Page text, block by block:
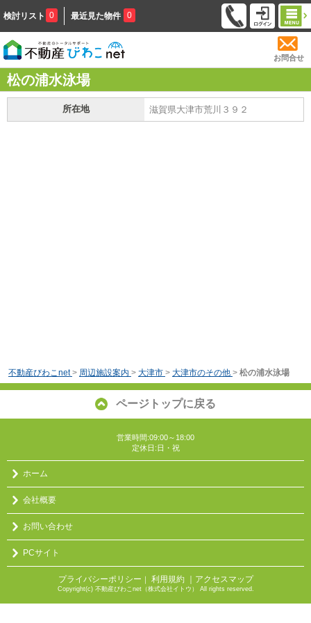
検討リスト 0 最近見た物件 0
お問合せ
松の浦水泳場
所在地 滋賀県大津市荒川３９２
不動産びわこnet > 周辺施設案内 > 大津市 > 大津市のその他 > 松の浦水泳場
ページトップに戻る
営業時間:09:00～18:00
定休日:日・祝
ホーム
会社概要
お問い合わせ
PCサイト
プライバシーポリシー ｜ 利用規約 ｜アクセスマップ
Copyright(c) 不動産びわこnet（株式会社イトウ） All rights reserved.